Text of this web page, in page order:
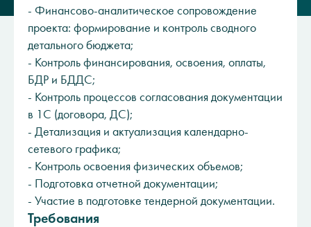
- Финансово-аналитическое сопровождение
проекта: формирование и контроль сводного
детального бюджета;
- Контроль финансирования, освоения, оплаты,
БДР и БДДС;
- Контроль процессов согласования документации
в 1С (договора, ДС);
- Детализация и актуализация календарно-
сетевого графика;
- Контроль освоения физических объемов;
- Подготовка отчетной документации;
- Участие в подготовке тендерной документации.
Требования